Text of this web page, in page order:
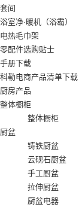
套间
浴室净·暖机（浴霸）
电热毛巾架
零配件选购贴士
手册下载
科勒电商产品清单下载
厨房产品
整体橱柜
整体橱柜
厨盆
铸铁厨盆
云砚石厨盆
手工厨盆
拉伸厨盆
厨盆电器